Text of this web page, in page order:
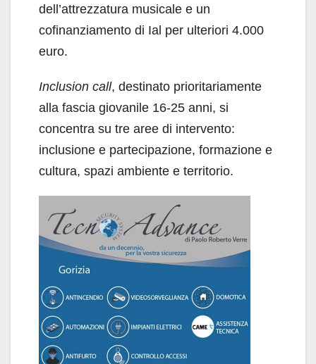
dell’attrezzatura musicale e un
cofinanziamento di Ial per ulteriori 4.000
euro.
Inclusion call, destinato prioritariamente
alla fascia giovanile 16-25 anni, si
concentra su tre aree di intervento:
inclusione e partecipazione, formazione e
cultura, spazi ambiente e territorio.